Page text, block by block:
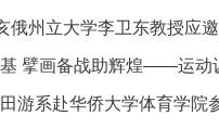
俄州立大学李卫东教授应
擘画备战助辉煌——运动
游系赴华侨大学体育学院